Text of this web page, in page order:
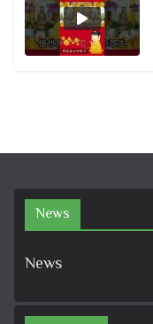
News
News